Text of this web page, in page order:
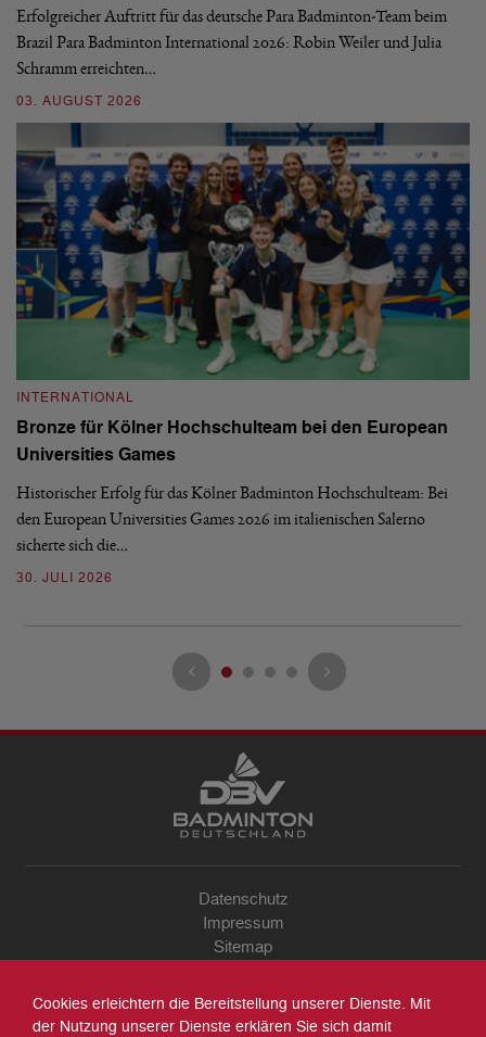
Erfolgreicher Auftritt für das deutsche Para Badminton-Team beim
Brazil Para Badminton International 2026: Robin Weiler und Julia
Schramm erreichten…
03. AUGUST 2026
INTERNATIONAL
Bronze für Kölner Hochschulteam bei den European
Universities Games
Historischer Erfolg für das Kölner Badminton Hochschulteam: Bei
den European Universities Games 2026 im italienischen Salerno
sicherte sich die…
30. JULI 2026
Datenschutz
Impressum
Sitemap
Archiv
Suche
Cookies erleichtern die Bereitstellung unserer Dienste. Mit
der Nutzung unserer Dienste erklären Sie sich damit